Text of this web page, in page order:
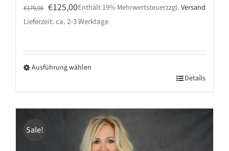
€179,95 Ursprünglicher
Preis
€179,95
€125,00Aktueller
Preis
€125,00.
Enthält 19% Mehrwertsteuerzzgl.Versand
Lieferzeit: ca. 2-3 Werktage
Ausführung wählen
weist
mehrere
Varianten
Details
Sale!